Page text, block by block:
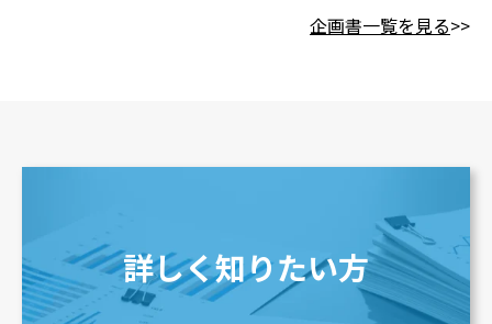
企画書一覧を見る>>
詳しく知りたい方